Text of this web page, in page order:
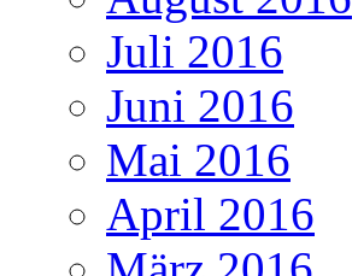
Juli 2016
Juni 2016
Mai 2016
April 2016